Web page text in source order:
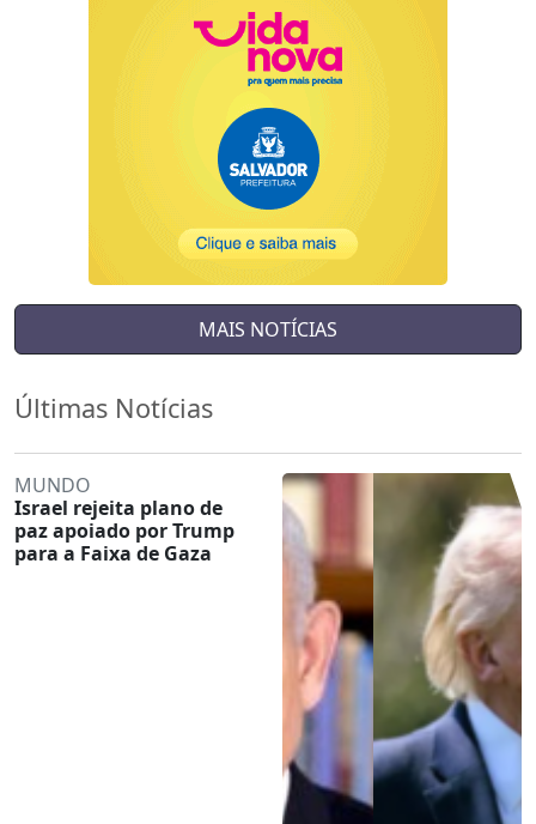
MAIS NOTÍCIAS
Últimas Notícias
MUNDO
Israel rejeita plano de
paz apoiado por Trump
para a Faixa de Gaza